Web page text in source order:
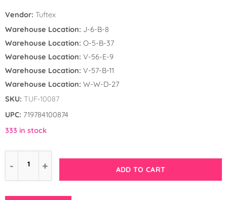
Vendor: Tuftex
Warehouse Location: J-6-B-8
Warehouse Location: O-5-B-37
Warehouse Location: V-56-E-9
Warehouse Location: V-57-B-11
Warehouse Location: W-W-D-27
SKU: TUF-10087
UPC: 719784100874
333 in stock
ADD TO CART